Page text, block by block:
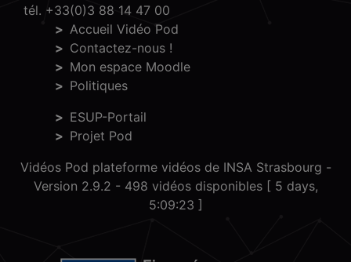
tél. +33(0)3 88 14 47 00
Accueil Vidéo Pod
Contactez-nous !
Mon espace Moodle
Politiques
ESUP-Portail
Projet Pod
Vidéos Pod plateforme vidéos de INSA Strasbourg -
Version 2.9.2 - 498 vidéos disponibles [ 5 days,
5:09:23 ]